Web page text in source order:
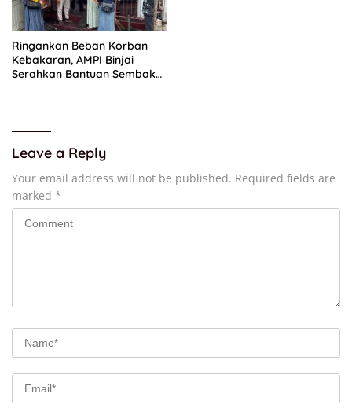
Ringankan Beban Korban
Kebakaran, AMPI Binjai
Serahkan Bantuan Sembako
Leave a Reply
Your email address will not be published. Required fields are
marked *